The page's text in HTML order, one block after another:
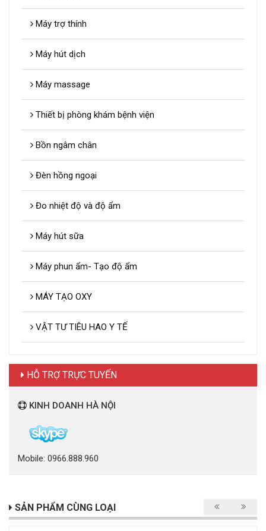
Máy trợ thính
Máy hút dịch
Máy massage
Thiết bị phòng khám bệnh viện
Bồn ngâm chân
Đèn hồng ngoại
Đo nhiệt độ và độ ẩm
Máy hút sữa
Máy phun ẩm- Tạo độ ẩm
MÁY TẠO OXY
VẬT TƯ TIÊU HAO Y TẾ
HỖ TRỢ TRỰC TUYẾN
KINH DOANH HÀ NỘI
Mobile: 0966.888.960
SẢN PHẨM CÙNG LOẠI